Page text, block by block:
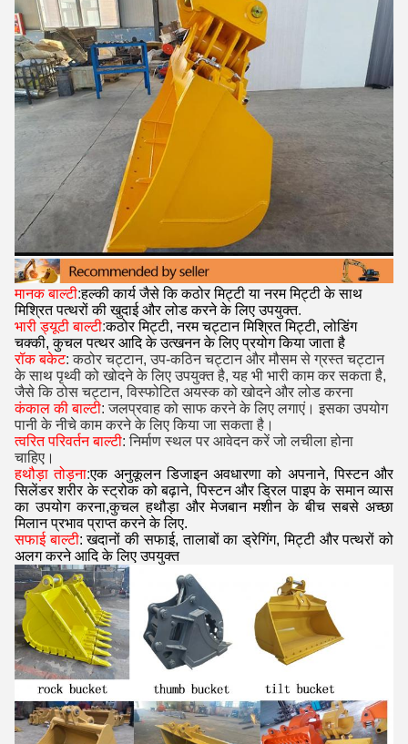
मानक बाल्टी:हल्की कार्य जैसे कि कठोर मिट्टी या नरम मिट्टी के साथ
मिश्रित पत्थरों की खुदाई और लोड करने के लिए उपयुक्त.
भारी ड्यूटी बाल्टी:कठोर मिट्टी, नरम चट्टान मिश्रित मिट्टी, लोडिंग
चक्की, कुचल पत्थर आदि के उत्खनन के लिए प्रयोग किया जाता है
रॉक बकेट: कठोर चट्टान, उप-कठिन चट्टान और मौसम से ग्रस्त चट्टान
के साथ पृथ्वी को खोदने के लिए उपयुक्त है, यह भी भारी काम कर सकता है,
जैसे कि ठोस चट्टान, विस्फोटित अयस्क को खोदने और लोड करना
कंकाल की बाल्टी: जलप्रवाह को साफ करने के लिए लगाएं। इसका उपयोग
पानी के नीचे काम करने के लिए किया जा सकता है।
त्वरित परिवर्तन बाल्टी: निर्माण स्थल पर आवेदन करें जो लचीला होना
चाहिए।
हथौड़ा तोड़ना:एक अनुकूलन डिजाइन अवधारणा को अपनाने, पिस्टन और
सिलेंडर शरीर के स्ट्रोक को बढ़ाने, पिस्टन और ड्रिल पाइप के समान व्यास
का उपयोग करना,कुचल हथौड़ा और मेजबान मशीन के बीच सबसे अच्छा
मिलान प्रभाव प्राप्त करने के लिए.
सफाई बाल्टी: खदानों की सफाई, तालाबों का ड्रेगिंग, मिट्टी और पत्थरों को
अलग करने आदि के लिए उपयुक्त